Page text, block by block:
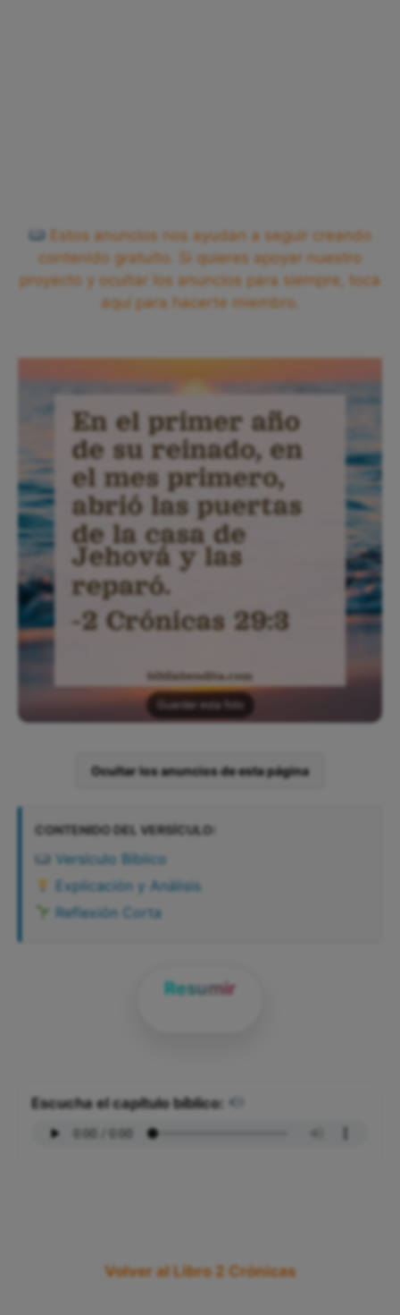
Estos anuncios nos ayudan a seguir creando
contenido gratuito. Si quieres apoyar nuestro
proyecto y ocultar los anuncios para siempre, toca
aquí para hacerte miembro.
Guardar esta foto
Ocultar los anuncios de esta página
CONTENIDO DEL VERSÍCULO:
Versículo Bíblico
Explicación y Análisis
Reflexión Corta
Resumir
Escucha el capítulo bíblico:
Volver al Libro 2 Crónicas